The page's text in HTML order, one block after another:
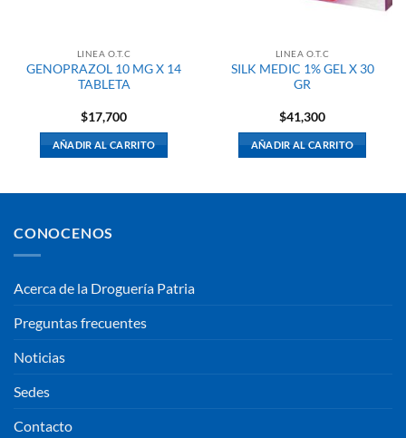
LINEA O.T.C
GENOPRAZOL 10 MG X 14
TABLETA
$17,700
AÑADIR AL CARRITO
LINEA O.T.C
SILK MEDIC 1% GEL X 30
GR
$41,300
AÑADIR AL CARRITO
CONOCENOS
Acerca de la Droguería Patria
Preguntas frecuentes
Noticias
Sedes
Contacto